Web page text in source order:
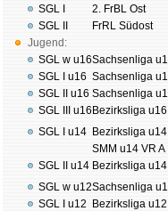
SGL I
SGL II
Jugend:
SGL w u16
SGL I u16
SGL II u16
SGL III u16
SGL I u14
SGL II u14
SGL w u12
SGL I u12
2. FrBL Ost
FrRL Südost
Sachsenliga
Sachsenliga
Sachsenliga
Bezirksliga u16
Bezirksliga u14
SMM u14 VR A
Bezirksliga u14
Sachsenliga
Bezirksliga u12